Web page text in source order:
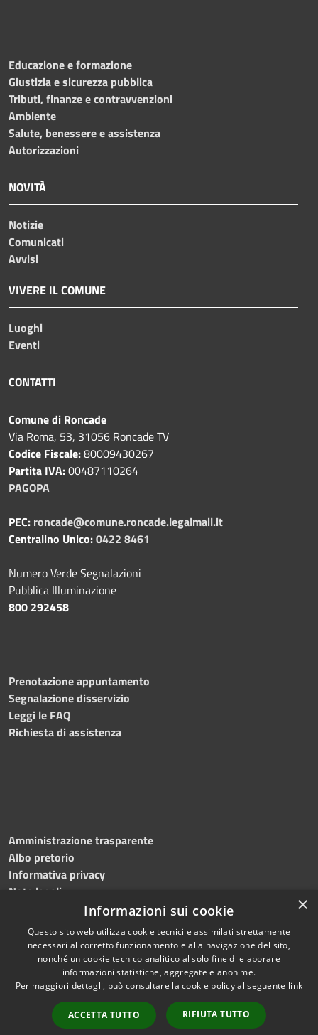
Educazione e formazione
Giustizia e sicurezza pubblica
Tributi, finanze e contravvenzioni
Ambiente
Salute, benessere e assistenza
Autorizzazioni
NOVITÀ
Notizie
Comunicati
Avvisi
VIVERE IL COMUNE
Luoghi
Eventi
CONTATTI
Comune di Roncade
Via Roma, 53, 31056 Roncade TV
Codice Fiscale:80009430267
Partita IVA:00487110264
PAGOPA
PEC: roncade@comune.roncade.legalmail.it
Centralino Unico:0422 8461
Numero Verde Segnalazioni
Pubblica Illuminazione
800 292458
Prenotazione appuntamento
Segnalazione disservizio
Leggi le FAQ
Richiesta di assistenza
Amministrazione trasparente
Albo pretorio
Informativa privacy
Note legali
Dichiarazione di accessibilità
Accessibilità
Copyright © 2026 • Comune di
Roncade • Powered by
Municipium•
Accesso
redazione
×
Informazioni sui cookie
Questo sito web utilizza cookie tecnici e assimilati strettamente
necessari al corretto funzionamento e alla navigazione del sito,
nonché un cookie tecnico analitico al solo fine di elaborare
informazioni statistiche, aggregate e anonime.
Per maggiori dettagli, può consultare la cookie policy al seguente link
ACCETTA TUTTO RIFIUTA TUTTO